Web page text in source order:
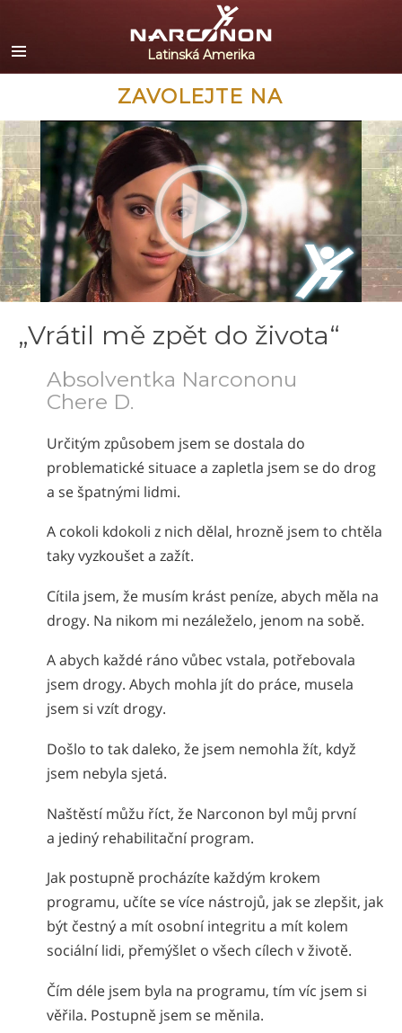
Español
English
Portuguès
Italiano
Français
Nederlands
Deutsch
Čeština
Všechny oblasti/Jazyky
ZAVOLEJTE NA
„Vrátil mě zpět do života“
Absolventka Narcononu
Chere D.
Určitým způsobem jsem se dostala do
problematické situace a zapletla jsem se do drog
a se špatnými lidmi.
A cokoli kdokoli z nich dělal, hrozně jsem to chtěla
taky vyzkoušet a zažít.
Cítila jsem, že musím krást peníze, abych měla na
drogy. Na nikom mi nezáleželo, jenom na sobě.
A abych každé ráno vůbec vstala, potřebovala
jsem drogy. Abych mohla jít do práce, musela
jsem si vzít drogy.
Došlo to tak daleko, že jsem nemohla žít, když
jsem nebyla sjetá.
Naštěstí můžu říct, že Narconon byl můj první
a jediný rehabilitační program.
Jak postupně procházíte každým krokem
programu, učíte se více nástrojů, jak se zlepšit, jak
být čestný a mít osobní integritu a mít kolem
sociální lidi, přemýšlet o všech cílech v životě.
Čím déle jsem byla na programu, tím víc jsem si
věřila. Postupně jsem se měnila.